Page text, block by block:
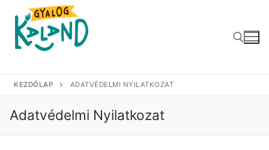
Inhalt
springen
Suchen nach:
KEZDŐLAP ADATVÉDELMI NYILATKOZAT
Adatvédelmi Nyilatkozat